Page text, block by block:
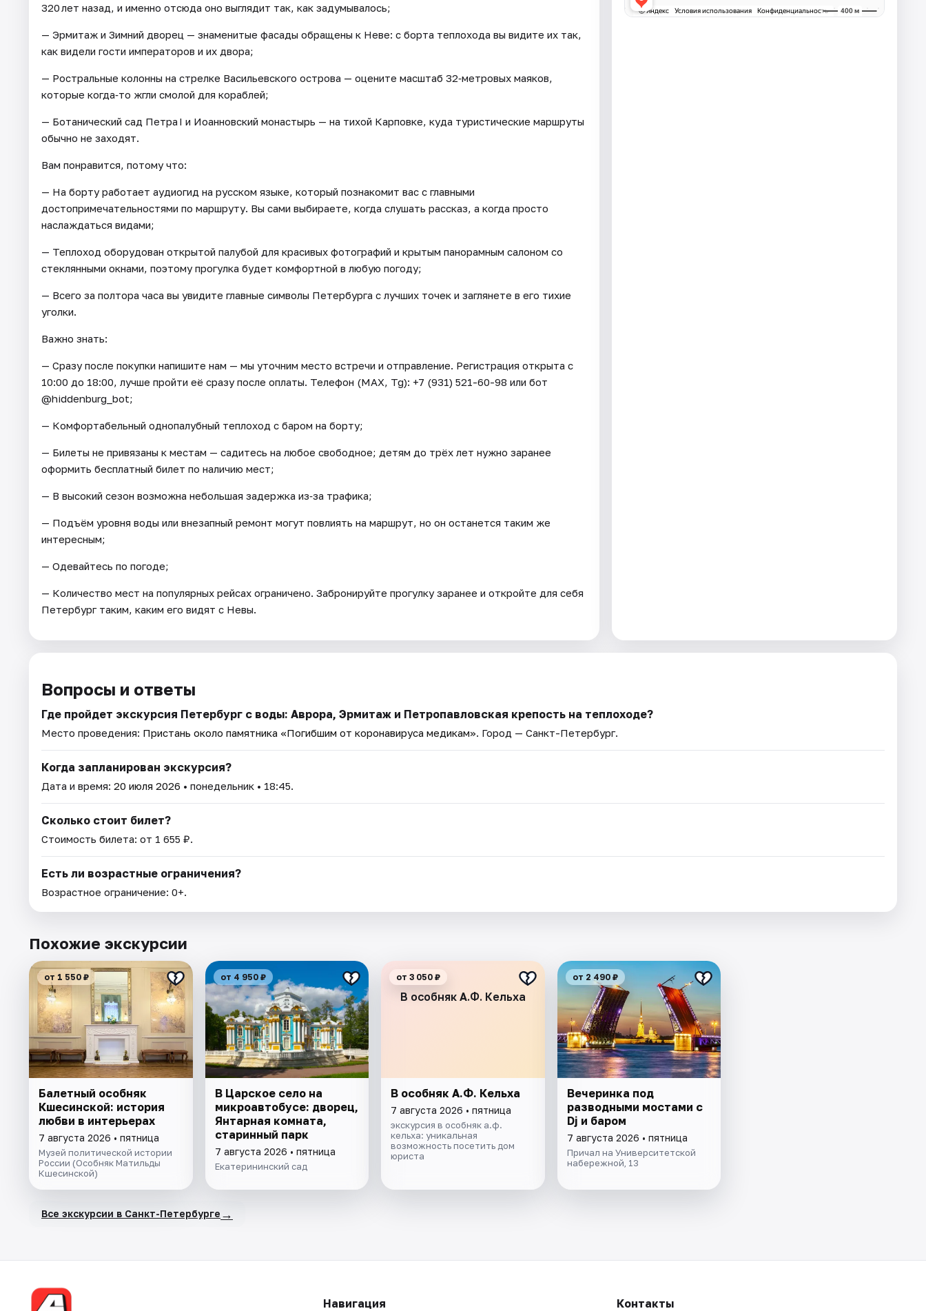
320 лет назад, и именно отсюда оно выглядит так, как задумывалось;
— Эрмитаж и Зимний дворец — знаменитые фасады обращены к Неве: с борта теплохода вы видите их так,
как видели гости императоров и их двора;
— Ростральные колонны на стрелке Васильевского острова — оцените масштаб 32‑метровых маяков,
которые когда‑то жгли смолой для кораблей;
— Ботанический сад Петра I и Иоанновский монастырь — на тихой Карповке, куда туристические маршруты
обычно не заходят.
Вам понравится, потому что:
— На борту работает аудиогид на русском языке, который познакомит вас с главными
достопримечательностями по маршруту. Вы сами выбираете, когда слушать рассказ, а когда просто
наслаждаться видами;
— Теплоход оборудован открытой палубой для красивых фотографий и крытым панорамным салоном со
стеклянными окнами, поэтому прогулка будет комфортной в любую погоду;
— Всего за полтора часа вы увидите главные символы Петербурга с лучших точек и заглянете в его тихие
уголки.
Важно знать:
— Сразу после покупки напишите нам — мы уточним место встречи и отправление. Регистрация открыта с
10:00 до 18:00, лучше пройти её сразу после оплаты. Телефон (MAX, Tg): +7 (931) 521-60-98 или бот
@hiddenburg_bot;
— Комфортабельный однопалубный теплоход с баром на борту;
— Билеты не привязаны к местам — садитесь на любое свободное; детям до трёх лет нужно заранее
оформить бесплатный билет по наличию мест;
— В высокий сезон возможна небольшая задержка из‑за трафика;
— Подъём уровня воды или внезапный ремонт могут повлиять на маршрут, но он останется таким же
интересным;
— Одевайтесь по погоде;
— Количество мест на популярных рейсах ограничено. Забронируйте прогулку заранее и откройте для себя
Петербург таким, каким его видят с Невы.
Вопросы и ответы
Где пройдет экскурсия Петербург с воды: Аврора, Эрмитаж и Петропавловская крепость на теплоходе?
Место проведения: Пристань около памятника «Погибшим от коронавируса медикам». Город — Санкт-Петербург.
Когда запланирован экскурсия?
Дата и время: 20 июля 2026 • понедельник • 18:45.
Сколько стоит билет?
Стоимость билета: от 1 655 ₽.
Есть ли возрастные ограничения?
Возрастное ограничение: 0+.
Похожие экскурсии
от 1 550 ₽
Балетный особняк
Кшесинской: история
любви в интерьерах
7 августа 2026 • пятница
Музей политической истории
России (Особняк Матильды
Кшесинской)
от 4 950 ₽
В Царское село на
микроавтобусе: дворец,
Янтарная комната,
старинный парк
7 августа 2026 • пятница
Екатерининский сад
В особняк А.Ф. Кельха
от 3 050 ₽
В особняк А.Ф. Кельха
7 августа 2026 • пятница
экскурсия в особняк а.ф.
кельха: уникальная
возможность посетить дом
юриста
от 2 490 ₽
Вечеринка под
разводными мостами с
Dj и баром
7 августа 2026 • пятница
Причал на Университетской
набережной, 13
Все экскурсии в Санкт-Петербурге →
Навигация Контакты